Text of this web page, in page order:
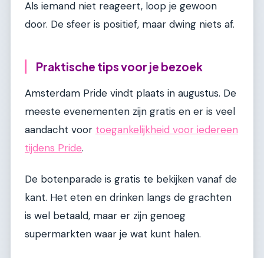
Als iemand niet reageert, loop je gewoon
door. De sfeer is positief, maar dwing niets af.
Praktische tips voor je bezoek
Amsterdam Pride vindt plaats in augustus. De
meeste evenementen zijn gratis en er is veel
aandacht voor toegankelijkheid voor iedereen
tijdens Pride.
De botenparade is gratis te bekijken vanaf de
kant. Het eten en drinken langs de grachten
is wel betaald, maar er zijn genoeg
supermarkten waar je wat kunt halen.